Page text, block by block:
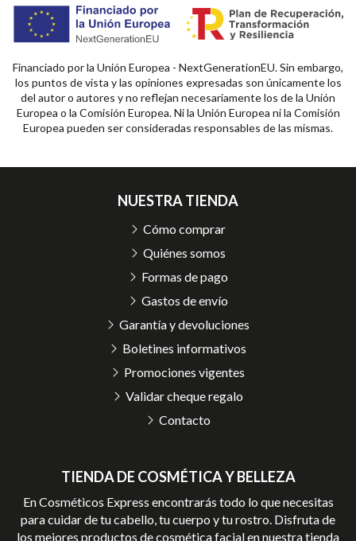
Financiado por la Unión Europea - NextGenerationEU. Sin embargo,
los puntos de vista y las opiniones expresadas son únicamente los
del autor o autores y no reflejan necesariamente los de la Unión
Europea o la Comisión Europea. Ni la Unión Europea ni la Comisión
Europea pueden ser consideradas responsables de las mismas.
TIENDA DE COSMÉTICA Y BELLEZA
En Cosméticos Express encontrarás todo lo que necesitas
para cuidar de tu cabello, tu cuerpo y tu rostro. Disfruta de
los mejores productos de cosmética facial en nuestra tienda
NUESTRA TIENDA
Cómo comprar
Quiénes somos
Formas de pago
Gastos de envío
Garantía y devoluciones
Boletines informativos
Promociones vigentes
Validar cheque regalo
Contacto